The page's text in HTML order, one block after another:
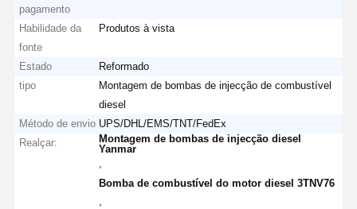
pagamento
Habilidade da
fonte
Produtos à vista
Estado
Reformado
tipo
Montagem de bombas de injecção de combustível
diesel
Método de envio UPS/DHL/EMS/TNT/FedEx
Realçar:
Montagem de bombas de injecção diesel
Yanmar
Bomba de combustível do motor diesel 3TNV76